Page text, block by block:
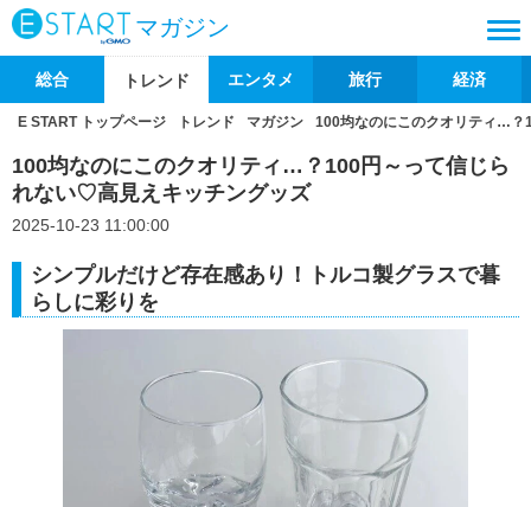
マガジン
総合 トレンド エンタメ 旅行 経済
E START トップページ トレンド マガジン 100均なのにこのクオリティ…？
100均なのにこのクオリティ…？100円～って信じら
れない♡高見えキッチングッズ
2025-10-23 11:00:00
シンプルだけど存在感あり！トルコ製グラスで暮
らしに彩りを